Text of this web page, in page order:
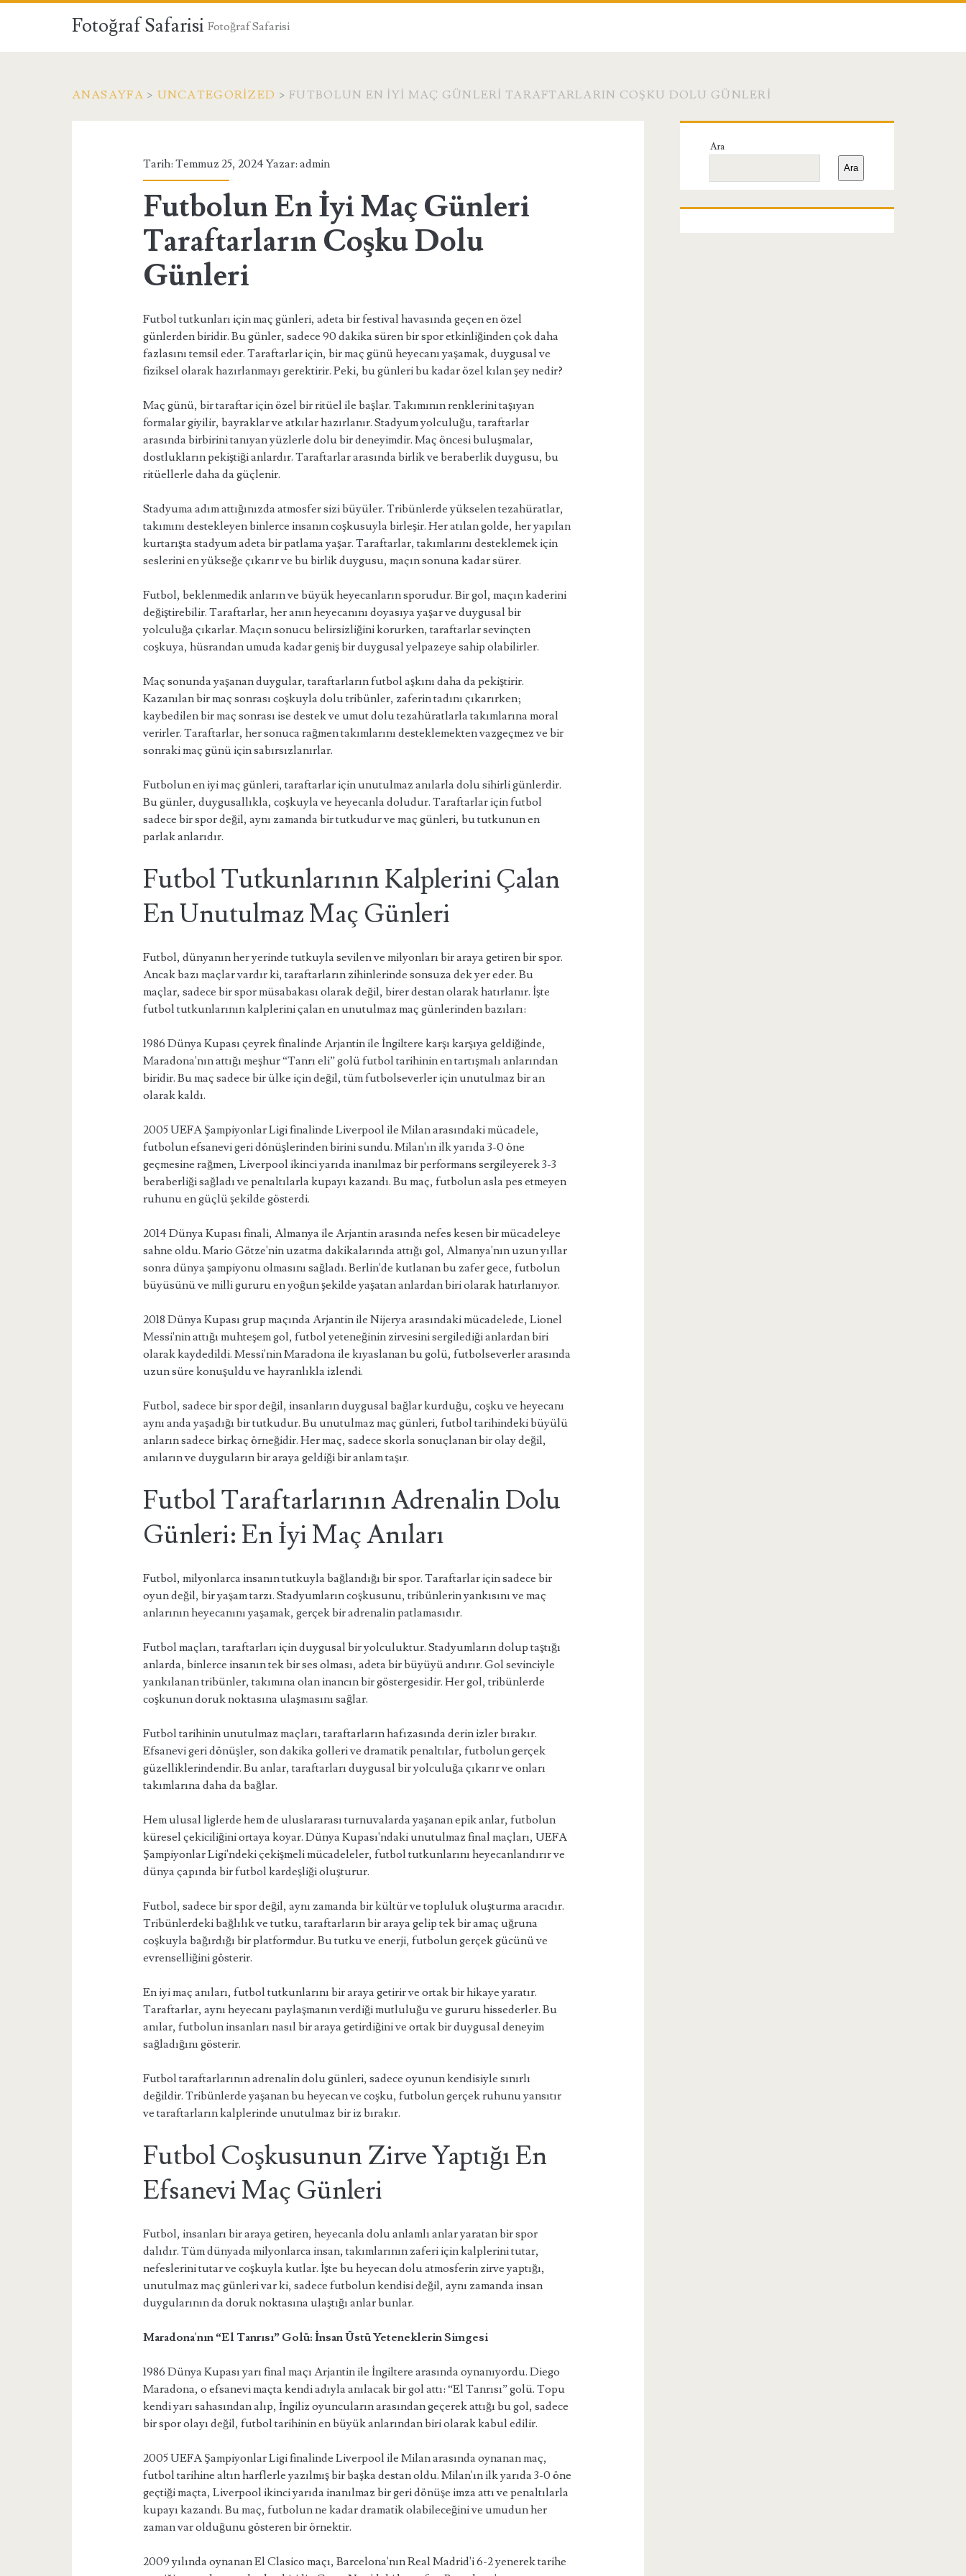
Fotoğraf Safarisi Fotoğraf Safarisi
ANASAYFA > UNCATEGORIZED >FUTBOLUN EN İYI MAÇ GÜNLERI TARAFTARLARIN COŞKU DOLU GÜNLERI
Tarih: Temmuz 25, 2024 Yazar:admin
Futbolun En İyi Maç Günleri
Taraftarların Coşku Dolu
Günleri
Futbol tutkunları için maç günleri, adeta bir festival havasında geçen en özel
günlerden biridir. Bu günler, sadece 90 dakika süren bir spor etkinliğinden çok daha
fazlasını temsil eder. Taraftarlar için, bir maç günü heyecanı yaşamak, duygusal ve
fiziksel olarak hazırlanmayı gerektirir. Peki, bu günleri bu kadar özel kılan şey nedir?
Maç günü, bir taraftar için özel bir ritüel ile başlar. Takımının renklerini taşıyan
formalar giyilir, bayraklar ve atkılar hazırlanır. Stadyum yolculuğu, taraftarlar
arasında birbirini tanıyan yüzlerle dolu bir deneyimdir. Maç öncesi buluşmalar,
dostlukların pekiştiği anlardır. Taraftarlar arasında birlik ve beraberlik duygusu, bu
ritüellerle daha da güçlenir.
Stadyuma adım attığınızda atmosfer sizi büyüler. Tribünlerde yükselen tezahüratlar,
takımını destekleyen binlerce insanın coşkusuyla birleşir. Her atılan golde, her yapılan
kurtarışta stadyum adeta bir patlama yaşar. Taraftarlar, takımlarını desteklemek için
seslerini en yükseğe çıkarır ve bu birlik duygusu, maçın sonuna kadar sürer.
Futbol, beklenmedik anların ve büyük heyecanların sporudur. Bir gol, maçın kaderini
değiştirebilir. Taraftarlar, her anın heyecanını doyasıya yaşar ve duygusal bir
yolculuğa çıkarlar. Maçın sonucu belirsizliğini korurken, taraftarlar sevinçten
coşkuya, hüsrandan umuda kadar geniş bir duygusal yelpazeye sahip olabilirler.
Maç sonunda yaşanan duygular, taraftarların futbol aşkını daha da pekiştirir.
Kazanılan bir maç sonrası coşkuyla dolu tribünler, zaferin tadını çıkarırken;
kaybedilen bir maç sonrası ise destek ve umut dolu tezahüratlarla takımlarına moral
verirler. Taraftarlar, her sonuca rağmen takımlarını desteklemekten vazgeçmez ve bir
sonraki maç günü için sabırsızlanırlar.
Futbolun en iyi maç günleri, taraftarlar için unutulmaz anılarla dolu sihirli günlerdir.
Bu günler, duygusallıkla, coşkuyla ve heyecanla doludur. Taraftarlar için futbol
sadece bir spor değil, aynı zamanda bir tutkudur ve maç günleri, bu tutkunun en
parlak anlarıdır.
Futbol Tutkunlarının Kalplerini Çalan
En Unutulmaz Maç Günleri
Futbol, dünyanın her yerinde tutkuyla sevilen ve milyonları bir araya getiren bir spor.
Ancak bazı maçlar vardır ki, taraftarların zihinlerinde sonsuza dek yer eder. Bu
maçlar, sadece bir spor müsabakası olarak değil, birer destan olarak hatırlanır. İşte
futbol tutkunlarının kalplerini çalan en unutulmaz maç günlerinden bazıları:
1986 Dünya Kupası çeyrek finalinde Arjantin ile İngiltere karşı karşıya geldiğinde,
Maradona'nın attığı meşhur “Tanrı eli” golü futbol tarihinin en tartışmalı anlarından
biridir. Bu maç sadece bir ülke için değil, tüm futbolseverler için unutulmaz bir an
olarak kaldı.
2005 UEFA Şampiyonlar Ligi finalinde Liverpool ile Milan arasındaki mücadele,
futbolun efsanevi geri dönüşlerinden birini sundu. Milan'ın ilk yarıda 3-0 öne
geçmesine rağmen, Liverpool ikinci yarıda inanılmaz bir performans sergileyerek 3-3
beraberliği sağladı ve penaltılarla kupayı kazandı. Bu maç, futbolun asla pes etmeyen
ruhunu en güçlü şekilde gösterdi.
2014 Dünya Kupası finali, Almanya ile Arjantin arasında nefes kesen bir mücadeleye
sahne oldu. Mario Götze'nin uzatma dakikalarında attığı gol, Almanya'nın uzun yıllar
sonra dünya şampiyonu olmasını sağladı. Berlin'de kutlanan bu zafer gece, futbolun
büyüsünü ve milli gururu en yoğun şekilde yaşatan anlardan biri olarak hatırlanıyor.
2018 Dünya Kupası grup maçında Arjantin ile Nijerya arasındaki mücadelede, Lionel
Messi'nin attığı muhteşem gol, futbol yeteneğinin zirvesini sergilediği anlardan biri
olarak kaydedildi. Messi'nin Maradona ile kıyaslanan bu golü, futbolseverler arasında
uzun süre konuşuldu ve hayranlıkla izlendi.
Futbol, sadece bir spor değil, insanların duygusal bağlar kurduğu, coşku ve heyecanı
aynı anda yaşadığı bir tutkudur. Bu unutulmaz maç günleri, futbol tarihindeki büyülü
anların sadece birkaç örneğidir. Her maç, sadece skorla sonuçlanan bir olay değil,
anıların ve duyguların bir araya geldiği bir anlam taşır.
Futbol Taraftarlarının Adrenalin Dolu
Günleri: En İyi Maç Anıları
Futbol, milyonlarca insanın tutkuyla bağlandığı bir spor. Taraftarlar için sadece bir
oyun değil, bir yaşam tarzı. Stadyumların coşkusunu, tribünlerin yankısını ve maç
anlarının heyecanını yaşamak, gerçek bir adrenalin patlamasıdır.
Futbol maçları, taraftarları için duygusal bir yolculuktur. Stadyumların dolup taştığı
anlarda, binlerce insanın tek bir ses olması, adeta bir büyüyü andırır. Gol sevinciyle
yankılanan tribünler, takımına olan inancın bir göstergesidir. Her gol, tribünlerde
coşkunun doruk noktasına ulaşmasını sağlar.
Futbol tarihinin unutulmaz maçları, taraftarların hafızasında derin izler bırakır.
Efsanevi geri dönüşler, son dakika golleri ve dramatik penaltılar, futbolun gerçek
güzelliklerindendir. Bu anlar, taraftarları duygusal bir yolculuğa çıkarır ve onları
takımlarına daha da bağlar.
Hem ulusal liglerde hem de uluslararası turnuvalarda yaşanan epik anlar, futbolun
küresel çekiciliğini ortaya koyar. Dünya Kupası'ndaki unutulmaz final maçları, UEFA
Şampiyonlar Ligi'ndeki çekişmeli mücadeleler, futbol tutkunlarını heyecanlandırır ve
dünya çapında bir futbol kardeşliği oluşturur.
Futbol, sadece bir spor değil, aynı zamanda bir kültür ve topluluk oluşturma aracıdır.
Tribünlerdeki bağlılık ve tutku, taraftarların bir araya gelip tek bir amaç uğruna
coşkuyla bağırdığı bir platformdur. Bu tutku ve enerji, futbolun gerçek gücünü ve
evrenselliğini gösterir.
En iyi maç anıları, futbol tutkunlarını bir araya getirir ve ortak bir hikaye yaratır.
Taraftarlar, aynı heyecanı paylaşmanın verdiği mutluluğu ve gururu hissederler. Bu
anılar, futbolun insanları nasıl bir araya getirdiğini ve ortak bir duygusal deneyim
sağladığını gösterir.
Futbol taraftarlarının adrenalin dolu günleri, sadece oyunun kendisiyle sınırlı
değildir. Tribünlerde yaşanan bu heyecan ve coşku, futbolun gerçek ruhunu yansıtır
ve taraftarların kalplerinde unutulmaz bir iz bırakır.
Futbol Coşkusunun Zirve Yaptığı En
Efsanevi Maç Günleri
Futbol, insanları bir araya getiren, heyecanla dolu anlamlı anlar yaratan bir spor
dalıdır. Tüm dünyada milyonlarca insan, takımlarının zaferi için kalplerini tutar,
nefeslerini tutar ve coşkuyla kutlar. İşte bu heyecan dolu atmosferin zirve yaptığı,
unutulmaz maç günleri var ki, sadece futbolun kendisi değil, aynı zamanda insan
duygularının da doruk noktasına ulaştığı anlar bunlar.
Maradona'nın “El Tanrısı” Golü: İnsan Üstü Yeteneklerin Simgesi
1986 Dünya Kupası yarı final maçı Arjantin ile İngiltere arasında oynanıyordu. Diego
Maradona, o efsanevi maçta kendi adıyla anılacak bir gol attı: “El Tanrısı” golü. Topu
kendi yarı sahasından alıp, İngiliz oyuncuların arasından geçerek attığı bu gol, sadece
bir spor olayı değil, futbol tarihinin en büyük anlarından biri olarak kabul edilir.
2005 UEFA Şampiyonlar Ligi finalinde Liverpool ile Milan arasında oynanan maç,
futbol tarihine altın harflerle yazılmış bir başka destan oldu. Milan'ın ilk yarıda 3-0 öne
geçtiği maçta, Liverpool ikinci yarıda inanılmaz bir geri dönüşe imza attı ve penaltılarla
kupayı kazandı. Bu maç, futbolun ne kadar dramatik olabileceğini ve umudun her
zaman var olduğunu gösteren bir örnektir.
2009 yılında oynanan El Clasico maçı, Barcelona'nın Real Madrid'i 6-2 yenerek tarihe
Birincil
Yan
Menü
Ara
Ara